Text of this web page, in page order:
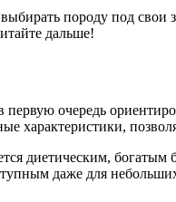
породу под свои
дальше!
очередь
характеристики,
диетическим,
даже для